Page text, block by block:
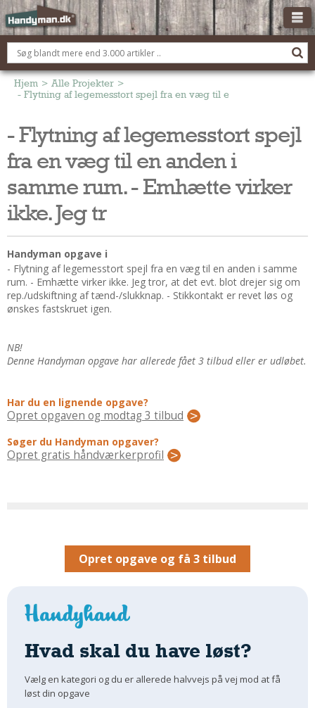
OM HANDYMAN.DK
FÅ 3 TILBUD
ANNONCERING
BOLIG KØBERÅDGIVNING
TØMRER/SNEDKER
Montage Og Nybyg
Reparation Og Vedligehold
Alt Om Køkkenet
Om Materialer
Om Værktøj
Andet
ELEKTRIKER
Om Materialer
VVS
Montage Og Udskiftning
Reparation Og Vedligehold
Varme Og Energi
Udendørs
Kan Det Males?
Nybygning
Reparationer
Om Materialer
GLARMESTER
Hjem > Alle Projekter >
- Flytning af legemesstort spejl fra en væg til en anden i samme
- Flytning af legemesstort spejl
fra en væg til en anden i
samme rum. - Emhætte virker
ikke. Jeg tr
Handyman opgave i
- Flytning af legemesstort spejl fra en væg til en anden i samme
rum. - Emhætte virker ikke. Jeg tror, at det evt. blot drejer sig om
rep./udskiftning af tænd-/slukknap. - Stikkontakt er revet løs og
ønskes fastskruet igen.
NB!
Denne Handyman opgave har allerede fået 3 tilbud eller er udløbet.
Har du en lignende opgave?
Opret opgaven og modtag 3 tilbud
Søger du Handyman opgaver?
Opret gratis håndværkerprofil
Opret opgave og få 3 tilbud
Hvad skal du have løst?
Vælg en kategori og du er allerede halvvejs på vej mod at få
løst din opgave